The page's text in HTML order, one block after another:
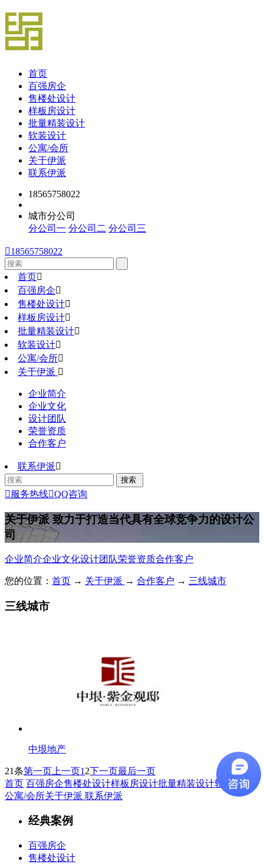
首页
百强房企
售楼处设计
样板房设计
批量精装设计
软装设计
公寓/会所
关于伊派
联系伊派
18565758022
城市分公司
分公司一 分公司二 分公司三
18565758022
首页
百强房企
售楼处设计
样板房设计
批量精装设计
软装设计
公寓/会所
关于伊派 
企业简介
企业文化
设计团队
荣誉资质
合作客户
联系伊派
 服务热线QQ咨询
关于伊派 致力于打造当代具有全球竞争力的设计公
司
企业简介企业文化设计团队荣誉资质合作客户
您的位置： 首页 → 关于伊派 → 合作客户 → 三线城市
三线城市
中垠地产
21条第一页 上一页1 2下一页最后一页
首页 百强房企售楼处设计样板房设计批量精装设计软装设计
公寓/会所关于伊派 联系伊派
经典案例
百强房企
售楼处设计